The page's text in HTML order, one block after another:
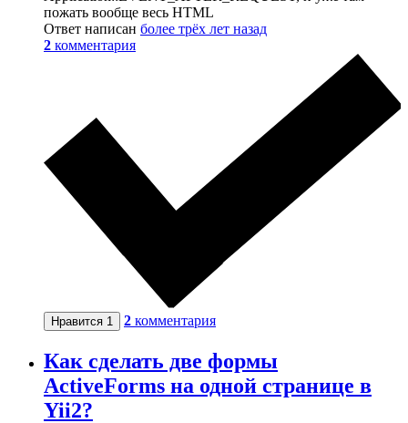
пожать вообще весь HTML
Ответ написан более трёх лет назад
2 комментария
Нравится 1 2 комментария
Как сделать две формы
ActiveForms на одной странице в
Yii2?